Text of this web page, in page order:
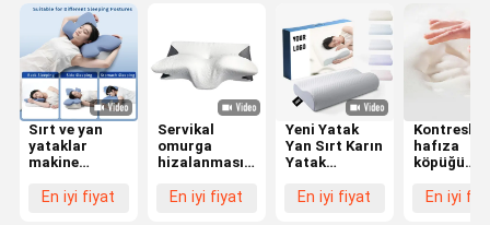
Sırt ve yan
yataklar
makine
polyester
En iyi fiyat
Servikal
omurga
hizalanması
yastık kontur
En iyi fiyat
Yeni Yatak
Yan Sırt Karın
Yatak
Yastık
En iyi fiyat
Kontresli
hafıza
köpüğü
üstü
En iyi